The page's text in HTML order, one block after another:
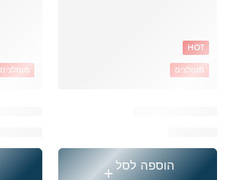
HOT
מומלצים
הוספה לסל
מומלצים